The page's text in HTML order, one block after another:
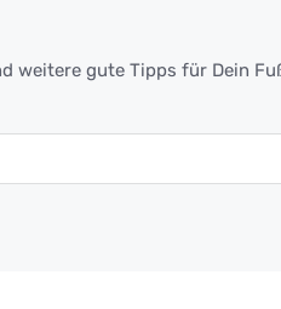
weitere gute Tipps für Dein